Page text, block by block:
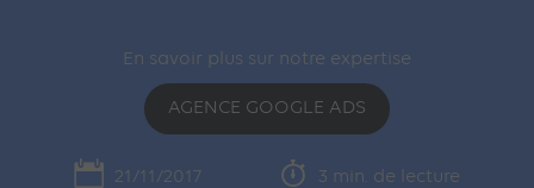
En savoir plus sur notre expertise
AGENCE GOOGLE ADS
21/11/2017 3 min. de lecture